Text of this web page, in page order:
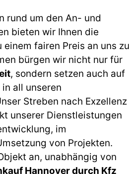
rund um den An- und
bieten wir Ihnen die
fairen Preis an uns zu
bürgen wir nicht nur für
, sondern setzen auch auf
all unseren
Streben nach Exzellenz
unserer Dienstleistungen
im
von Projekten.
an, unabhängig von
Hannover durch Kfz